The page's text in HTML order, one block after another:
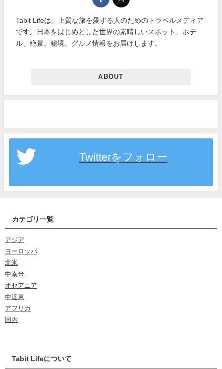
Tabit Lifeは、上質な旅を愛する人のためのトラベルメディア
です。日本をはじめとした世界の素晴しいスポット、ホテ
ル、絶景、秘境、グルメ情報をお届けします。
ABOUT
Twitterをフォロー
カテゴリ一覧
アジア
ヨーロッパ
北米
中南米
オセアニア
中近東
アフリカ
国内
Tabit Lifeについて